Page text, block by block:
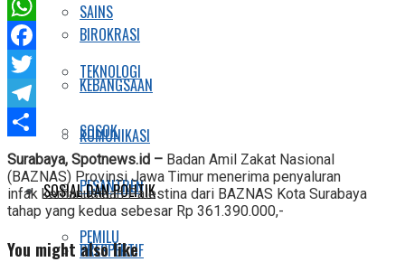
BIROKRASI
KEBANGSAAN
KOMUNIKASI
PESANTREN
PEMILU
SAINS
TEKNOLOGI
SOSOK
SOSIAL DAN POLITIK
PRESPEKTIF
WhatsApp
Facebook
Twitter
Telegram
Share
Surabaya, Spotnews.id – Badan Amil Zakat Nasional
(BAZNAS) Provinsi Jawa Timur menerima penyaluran
infak kemanusiaan Palestina dari BAZNAS Kota Surabaya
tahap yang kedua sebesar Rp 361.390.000,-
You might also like